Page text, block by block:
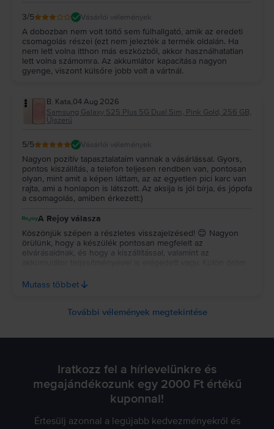
3/5 Vásárlói vélemények
A dobozban nem volt töltő sem fülhallgató, amik az eredeti
csomagolás részei (ezt nem jelezték a termék oldalán. Ha
nem lett volna itthon más eszközből, akkor használhatatlan
lett volna számomra. Az akkumlátor kapacitása nagyon
gyenge, viszont külsőre jobb volt a vártnál.
B. Kata,04 Aug 2026
Samsung Galaxy S25 Plus 5G Dual Sim, Pink Gold, 256 GB,
Újszerű
5/5 Vásárlói vélemények
Nagyon pozitív tapasztalataim vannak a vásárlással. Gyors,
pontos kiszállítás, a telefon teljesen rendben van, pontosan
olyan, mint amit a képen láttam, az az egyetlen pici karc van
rajta, ami a honlapon is látszott. Az aksija is jól bírja, és jópofa
a csomagolás, amiben érkezett:)
A Rejoy válasza
Köszönjük szépen a részletes visszajelzésed! 😊 Nagyon
örülünk, hogy a készülék pontosan megfelelt az
elvárásaidnak, és hogy a kiszállítással, valamint az
✨ Köszönjük a bizalmadat és az ajánlásodat, kívánunk sok
Mutass többet
További vélemények megtekintése
Iratkozz fel a hírlevelünkre és
megajándékozunk egy 2000 Ft értékű
kuponnal!
Értesülj azonnal a legújabb kedvezményekről és